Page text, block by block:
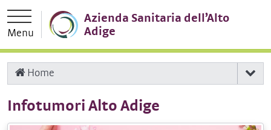
Vai direttamente alla navigazione principale
Vai al contenuto principale
Menu
Azienda Sanitaria dell’Alto
Adige
Home
Infotumori Alto Adige